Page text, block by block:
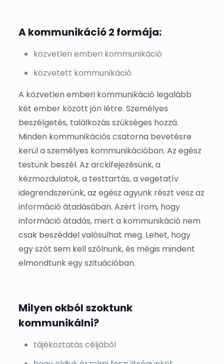
A kommunikáció 2 formája:
közvetlen emberi kommunikáció
közvetett kommunikáció
A közvetlen emberi kommunikáció legalább
két ember között jön létre. Személyes
beszélgetés, találkozás szükséges hozzá.
Minden kommunikációs csatorna bevetésre
kerül a személyes kommunikációban. Az egész
testünk beszél. Az arckifejezésünk, a
kézmozdulatok, a testtartás, a vegetatív
idegrendszerünk, az egész agyunk részt vesz az
információ átadásában. Azért írom, hogy
információ átadás, mert a kommunikáció nem
csak beszéddel valósulhat meg. Lehet, hogy
egy szót sem kell szólnunk, és mégis mindent
elmondtunk egy szituációban.
Milyen okból szoktunk
kommunikálni?
tájékoztatás céljából